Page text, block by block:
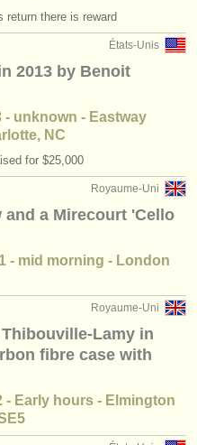
return there is reward
États-Unis
2013 by Benoit
- unknown - Eastway
NC
for $25,000
Royaume-Uni
and a Mirecourt 'Cello
- mid morning - London
Royaume-Uni
Lamy in
fibre case with
- Early hours - Elmington